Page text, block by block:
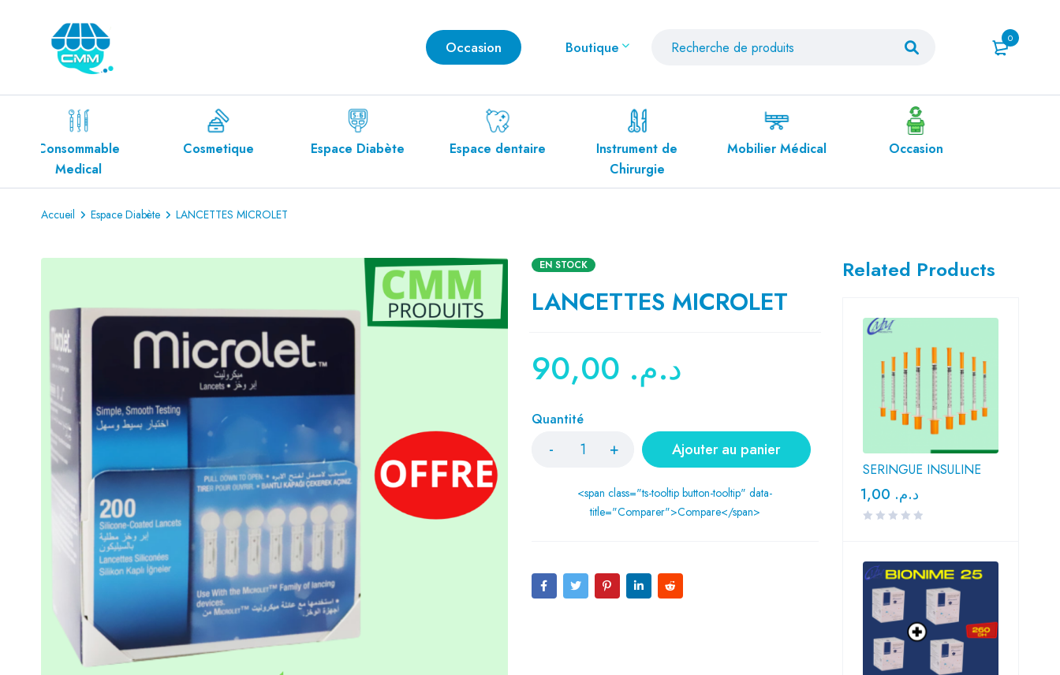
0
Occasion Boutique
Cosmetique Espace Diabète Espace dentaire
Instrument de
Mobilier Médical Occasion Orthopédie
Accueil Espace Diabète LANCETTES MICROLET
EN STOCK
LANCETTES MICROLET
د.م.
Quantité
Ajouter au panier
<span class="ts-tooltip button-tooltip" data-
title="Comparer">Compare</span>
Related Products
SERINGUE INSULINE
د.م.